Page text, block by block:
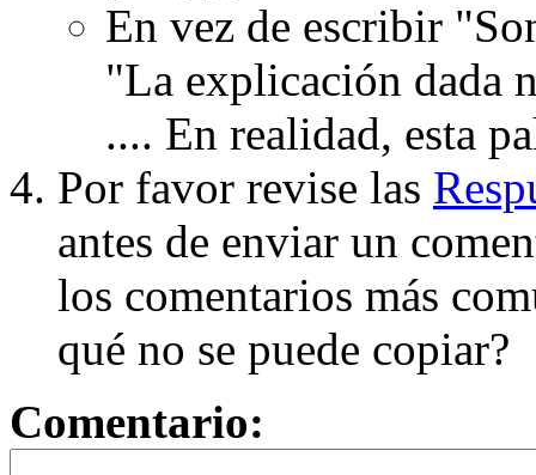
En vez de escribir
"La explicación dada
.... En realidad, esta
Por favor revise las
antes de enviar un
los comentarios más
qué no se puede copiar?
Comentario: